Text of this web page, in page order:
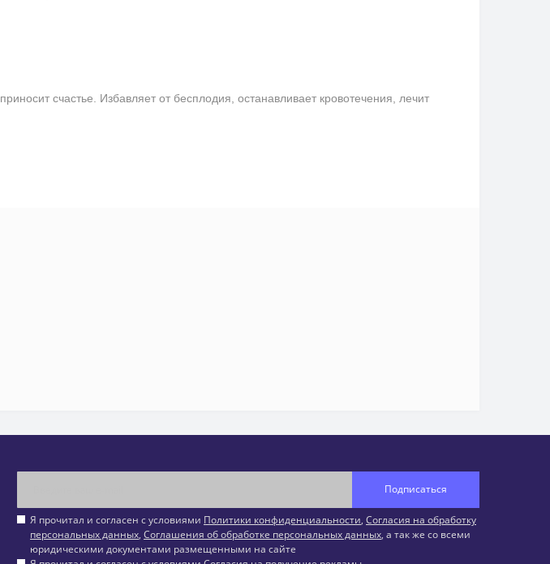
счастье. Избавляет от бесплодия, останавливает кровотечения, лечит
Подписаться
Я прочитал и согласен с условиями Политики конфиденциальности, Согласия на обработку
персональных данных, Соглашения об обработке персональных данных, а так же со всеми
юридическими документами размещенными на сайте